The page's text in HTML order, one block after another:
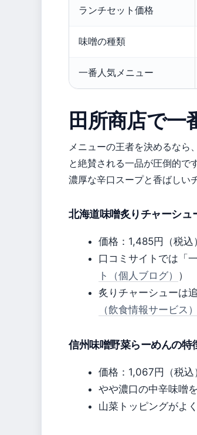
ランチセット価格
味噌の種類
一番人気メニュー
田所商店で一
メニューの王者を決めるなら
と絶賛される一品が圧倒的で
濃厚な辛口スープと香ばしい
北海道味噌炙りチャーシュ
価格：1,485円（税
口コミサイトでは「
ト（個人ブログ） ）
炙りチャーシューは
（飲食情報サービス）
信州味噌野菜らーめんの特
価格：1,067円（税込
やや濃口の中辛味噌
山菜トッピングがよ